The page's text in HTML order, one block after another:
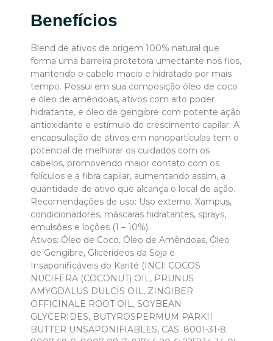
Benefícios
Blend de ativos de origem 100% natural que
forma uma barreira protetora umectante nos fios,
mantendo o cabelo macio e hidratado por mais
tempo. Possui em sua composição óleo de coco
e óleo de amêndoas, ativos com alto poder
hidratante, e óleo de gengibre com potente ação
antioxidante e estímulo do crescimento capilar. A
encapsulação de ativos em nanopartículas tem o
potencial de melhorar os cuidados com os
cabelos, promovendo maior contato com os
folículos e a fibra capilar, aumentando assim, a
quantidade de ativo que alcança o local de ação.
Recomendações de uso: Uso externo. Xampus,
condicionadores, máscaras hidratantes, sprays,
emulsões e loções (1 – 10%).
Ativos: Óleo de Coco, Óleo de Amêndoas, Óleo
de Gengibre, Glicerídeos da Soja e
Insaponificáveis do Karité (INCI: COCOS
NUCIFERA (COCONUT) OIL, PRUNUS
AMYGDALUS DULCIS OIL, ZINGIBER
OFFICINALE ROOT OIL, SOYBEAN
GLYCERIDES, BUTYROSPERMUM PARKII
BUTTER UNSAPONIFIABLES, CAS: 8001-31-8;